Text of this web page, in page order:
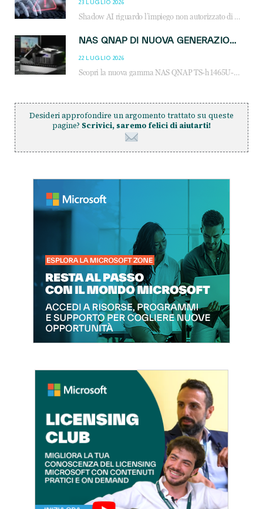
23 LUGLIO 2026
Shadow AI riguardo l’impiego non autorizzato di sistemi AI all’interno dell’azienda. E’ una pratica che si diffonde a partire dai dipendenti fino ai dirigenti e mette a repentaglio la cybersecurity, con costi più elevati per le organizzazioni. Due recenti report illustrano il fenomeno e forniscono dati in merito
NAS QNAP DI NUOVA GENERAZIONE: PIÙ PRESTAZIONI, SCALABILITÀ E PROTEZIONE DEI DATI PER LE INFRASTRUTTURE IT MODERNE
22 LUGLIO 2026
Scopri la nuova gamma NAS QNAP TS-h1465U-RP, TS-h1065eU e TS-h665U: storage aziendale con ZFS, DDR5, E1.S NVMe e connettività 2.5GbE per backup, virtualizzazione e cybersecurity.
Desideri approfondire un argomento trattato su queste
pagine? Scrivici, saremo felici di aiutarti!